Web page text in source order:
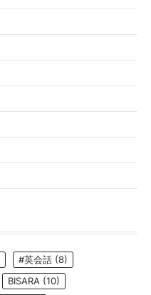
#英会話 (8)
BISARA (10)